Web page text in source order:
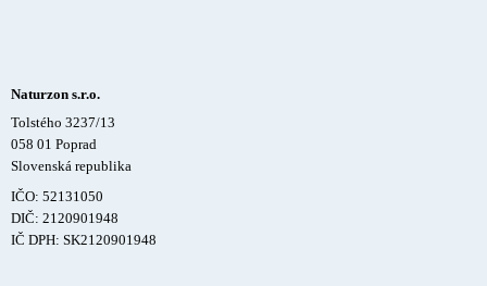
Naturzon s.r.o.
Tolstého 3237/13
058 01 Poprad
Slovenská republika
IČO: 52131050
DIČ: 2120901948
IČ DPH: SK2120901948